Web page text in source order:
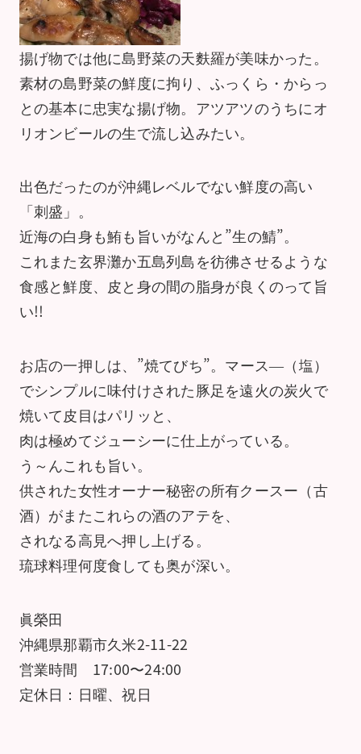
揚げ物では他に島野菜の天麩羅が美味かった。
素材の島野菜の鮮度に拘り、ふっくら・からっ
との基本に忠実な揚げ物。アツアツのうちにオ
リオンビールの生で流し込みたい。
出色だったのが沖縄レベルでない鮮度の高い
「刺盛」。
近海の白身も鮪も旨いがなんと”生の鯖”。
これまた玄界灘か五島列島を彷彿させるような
食感と鮮度、皮と身の間の脂身が良くのって旨
い!!
お店の一押しは、”焼てびち”。マース―（塩）
でシンプルに味付けされた豚足を遠火の炭火で
焼いて皮目はパリッと、
肉は極めてジューシーに仕上がっている。
う～んこれも旨い。
供された女性オーナー秘密の所有クースー（古
酒）がまたこれらの酒のアテを、
されなる高見へ押し上げる。
琉球料理何度食しても奥が深い。
眞榮田
沖縄県那覇市久米2-11-22
営業時間 17:00〜24:00
定休日：日曜、祝日